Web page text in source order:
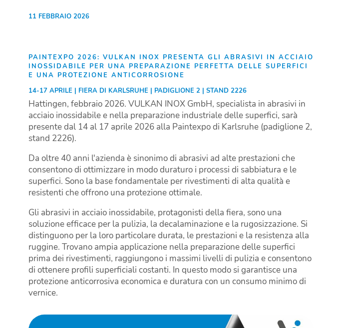
11 FEBBRAIO 2026
PAINTEXPO 2026: VULKAN INOX PRESENTA GLI ABRASIVI IN ACCIAIO
INOSSIDABILE PER UNA PREPARAZIONE PERFETTA DELLE SUPERFICI
E UNA PROTEZIONE ANTICORROSIONE
14-17 APRILE | FIERA DI KARLSRUHE | PADIGLIONE 2 | STAND 2226
Hattingen, febbraio 2026. VULKAN INOX GmbH, specialista in abrasivi in
acciaio inossidabile e nella preparazione industriale delle superfici, sarà
presente dal 14 al 17 aprile 2026 alla Paintexpo di Karlsruhe (padiglione 2,
stand 2226).
Da oltre 40 anni l'azienda è sinonimo di abrasivi ad alte prestazioni che
consentono di ottimizzare in modo duraturo i processi di sabbiatura e le
superfici. Sono la base fondamentale per rivestimenti di alta qualità e
resistenti che offrono una protezione ottimale.
Gli abrasivi in acciaio inossidabile, protagonisti della fiera, sono una
soluzione efficace per la pulizia, la decalaminazione e la rugosizzazione. Si
distinguono per la loro particolare durata, le prestazioni e la resistenza alla
ruggine. Trovano ampia applicazione nella preparazione delle superfici
prima dei rivestimenti, raggiungono i massimi livelli di pulizia e consentono
di ottenere profili superficiali costanti. In questo modo si garantisce una
protezione anticorrosiva economica e duratura con un consumo minimo di
vernice.